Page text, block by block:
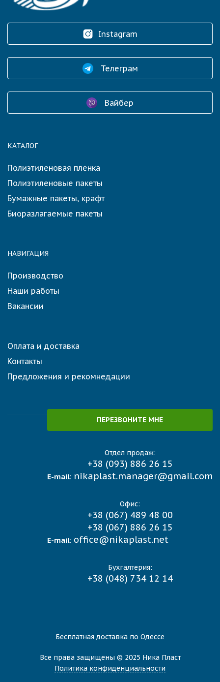
Instagram
Телеграм
Вайбер
КАТАЛОГ
Полиэтиленовая пленка
Полиэтиленовые пакеты
Бумажные пакеты, крафт
Биоразлагаемые пакеты
НАВИГАЦИЯ
Производство
Наши работы
Вакансии
Оплата и доставка
Контакты
Предложения и рекомнедации
ПЕРЕЗВОНИТЕ МНЕ
Отдел продаж:
+38 (093) 886 26 15
E-mail: nikaplast.manager@gmail.com
Офис:
+38 (067) 489 48 00
+38 (067) 886 26 15
E-mail: office@nikaplast.net
Бухгалтерия:
+38 (048) 734 12 14
Бесплатная доставка по Одессе
Все права защищены © 2025 Ника Пласт
Политика конфиденциальности